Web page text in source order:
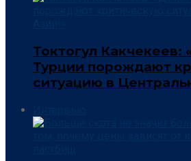
Токтогул Какчекеев:
Турции порождают
ситуацию в